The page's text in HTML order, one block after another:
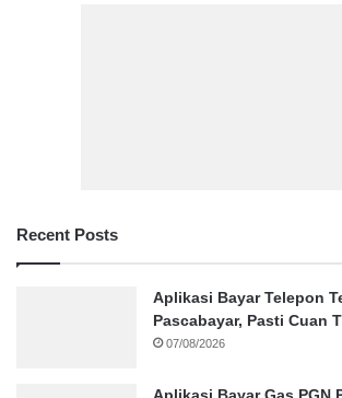
Recent Posts
Aplikasi Bayar Telepon
Pascabayar, Pasti Cuan
07/08/2026